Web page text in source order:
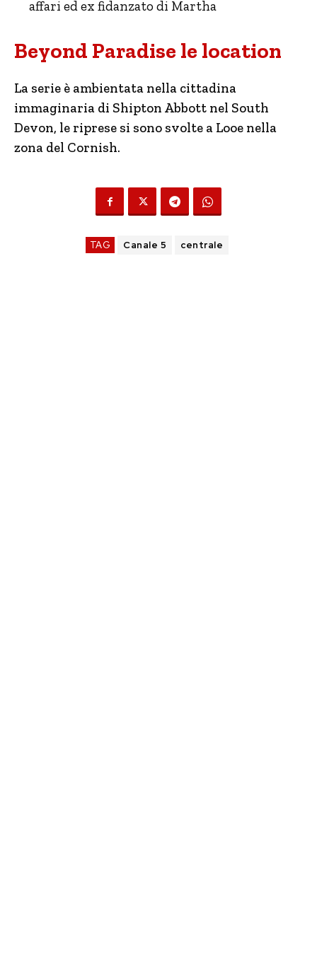
affari ed ex fidanzato di Martha
Beyond Paradise le location
La serie è ambientata nella cittadina
immaginaria di Shipton Abbott nel South
Devon, le riprese si sono svolte a Looe nella
zona del Cornish.
TAG Canale 5 centrale